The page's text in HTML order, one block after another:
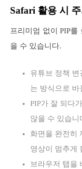
Safari 활용 시
프리미엄 없이 PIP
을 수 있습니다.
유튜브 정책 변
는 방식으로 바
PIP가 잘 되다
않을 수 있습니
화면을 완전히
영상이 멈추게
브라우저 탭을